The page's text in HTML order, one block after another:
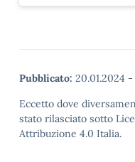
Pubblicato: 20.01.2024 -
Eccetto dove
stato rilasciato sotto
Attribuzione 4.0 Italia.